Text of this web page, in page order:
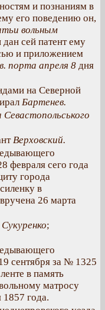
и познаниям в
его поведению он,
вольным
сей патент ему
и приложением
порта апреля 8 дня
на Северной
Бартенев.
Верховский.
февраля сего года
города
в
26 марта
Сукуренко;
сентября за № 1325
в память
матросу
1857 года.